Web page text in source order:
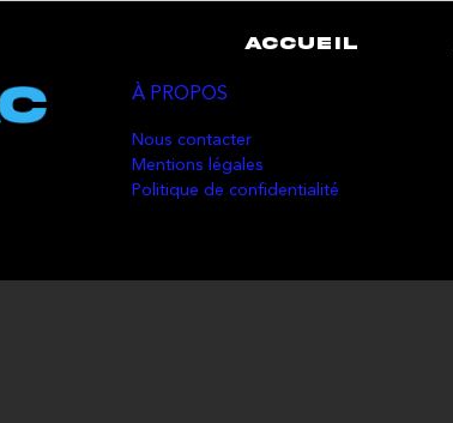
ACCUEIL
À PROPOS
Nous contacter
Mentions légales
Politique de confidentialité